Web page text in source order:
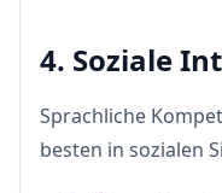
4. Soziale
Sprachliche
besten in sozialen